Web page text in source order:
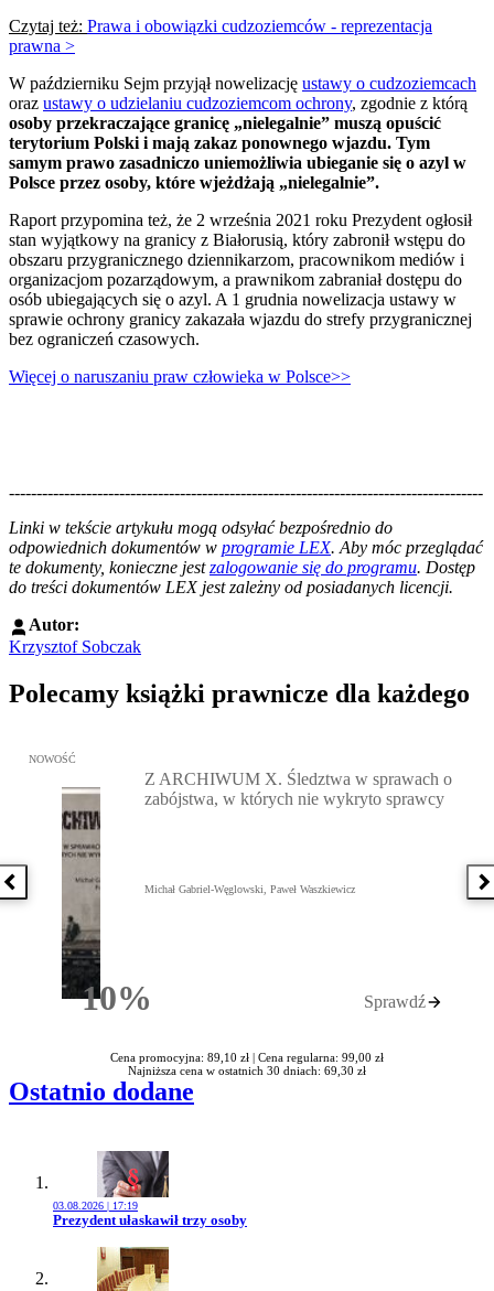
Czytaj też: Prawa i obowiązki cudzoziemców - reprezentacja
prawna >
W październiku Sejm przyjął nowelizację ustawy o cudzoziemcach
oraz ustawy o udzielaniu cudzoziemcom ochrony, zgodnie z którą
osoby przekraczające granicę „nielegalnie” muszą opuścić
terytorium Polski i mają zakaz ponownego wjazdu. Tym
samym prawo zasadniczo uniemożliwia ubieganie się o azyl w
Polsce przez osoby, które wjeżdżają „nielegalnie”.
Raport przypomina też, że 2 września 2021 roku Prezydent ogłosił
stan wyjątkowy na granicy z Białorusią, który zabronił wstępu do
obszaru przygranicznego dziennikarzom, pracownikom mediów i
organizacjom pozarządowym, a prawnikom zabraniał dostępu do
osób ubiegających się o azyl. A 1 grudnia nowelizacja ustawy w
sprawie ochrony granicy zakazała wjazdu do strefy przygranicznej
bez ograniczeń czasowych.
Więcej o naruszaniu praw człowieka w Polsce>>
--------------------------------------------------------------------------------------
Linki w tekście artykułu mogą odsyłać bezpośrednio do
odpowiednich dokumentów w programie LEX. Aby móc przeglądać
te dokumenty, konieczne jestzalogowanie się do programu. Dostęp
do treści dokumentów LEX jest zależny od posiadanych licencji.
Autor:
Krzysztof Sobczak
Polecamy książki prawnicze dla każdego
Poprzednia książka
Przejdź do: Z ARCHIWUM X. Śledztwa w sprawach o
NOWOŚĆ
10%Rabatu
Z ARCHIWUM X. Śledztwa w sprawach o
zabójstwa, w których nie wykryto sprawcy
Michał Gabriel-Węglowski, Paweł Waszkiewicz
Sprawdź
Cena promocyjna: 89,10 zł | Cena regularna: 99,00 zł
Najniższa cena w ostatnich 30 dniach: 69,30 zł
Ostatnio dodane
03.08.2026 | 17:19
Przejdź do artykułu:
Prezydent ułaskawił trzy osoby